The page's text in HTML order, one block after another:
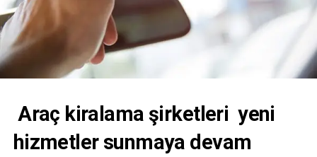
Araç kiralama şirketleri yeni
hizmetler sunmaya devam